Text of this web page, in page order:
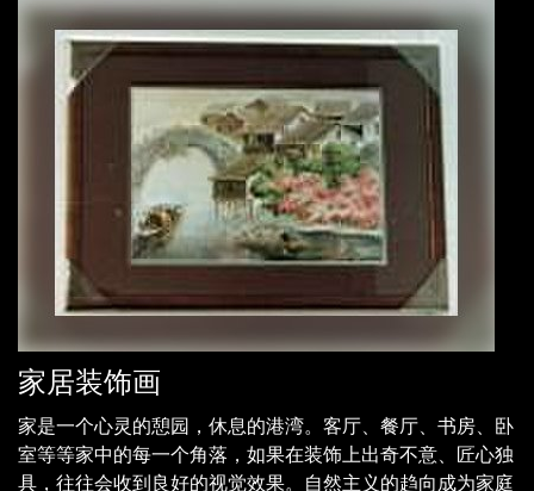
家居装饰画
家是一个心灵的憩园，休息的港湾。客厅、餐厅、书房、卧
室等等家中的每一个角落，如果在装饰上出奇不意、匠心独
具，往往会收到良好的视觉效果。自然主义的趋向成为家庭